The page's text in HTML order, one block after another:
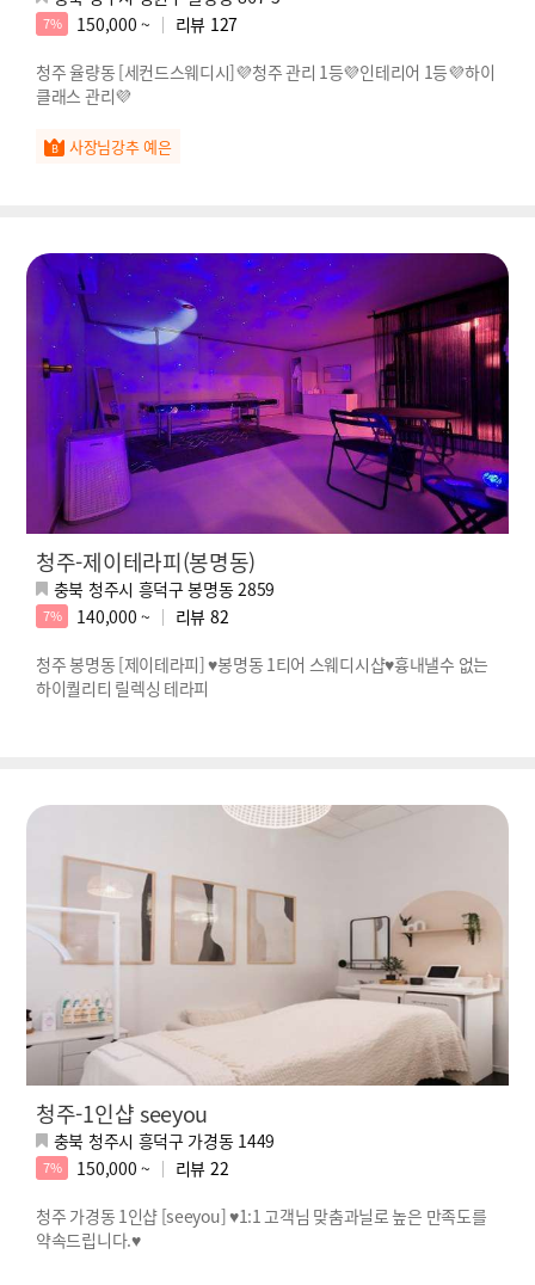
7% 150,000 ~ 리뷰 127
청주 율량동 [세컨드스웨디시]💜청주 관리 1등💜인테리어 1등💜하이
클래스 관리💜
사장님강추 예은
청주-제이테라피(봉명동)
충북 청주시 흥덕구 봉명동 2859
7% 140,000 ~ 리뷰 82
청주 봉명동 [제이테라피] ♥봉명동 1티어 스웨디시샵♥흉내낼수 없는
하이퀄리티 릴렉싱 테라피
청주-1인샵 seeyou
충북 청주시 흥덕구 가경동 1449
7% 150,000 ~ 리뷰 22
청주 가경동 1인샵 [seeyou] ♥1:1 고객님 맞춤과닐로 높은 만족도를
약속드립니다.♥